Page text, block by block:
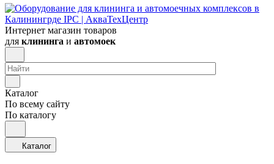
Интернет магазин товаров
для клининга и автомоек
Каталог
По всему сайту
По каталогу
Каталог